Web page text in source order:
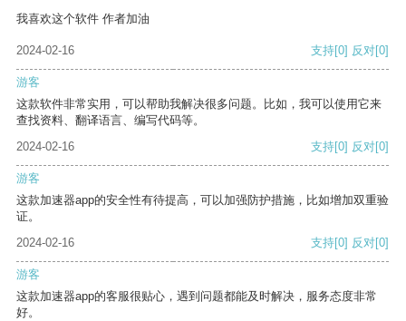
我喜欢这个软件 作者加油
2024-02-16 支持[0] 反对[0]
游客
这款软件非常实用，可以帮助我解决很多问题。比如，我可以使用它来
查找资料、翻译语言、编写代码等。
2024-02-16
支持[0] 反对[0]
游客
这款加速器app的安全性有待提高，可以加强防护措施，比如增加双重验
证。
2024-02-16
支持[0] 反对[0]
游客
这款加速器app的客服很贴心，遇到问题都能及时解决，服务态度非常
好。